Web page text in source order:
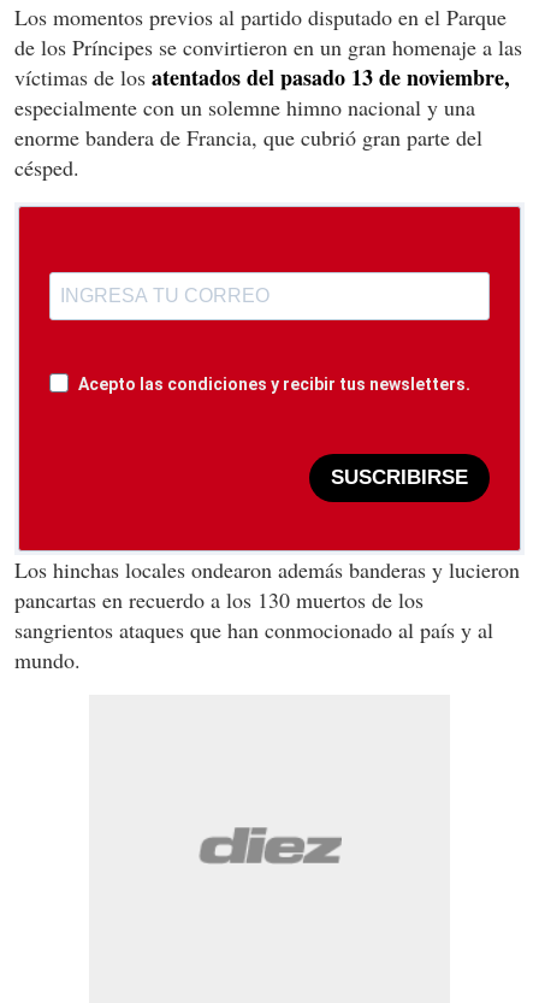
Los momentos previos al partido disputado en el Parque
de los Príncipes se convirtieron en un gran homenaje a las
víctimas de los atentados del pasado 13 de noviembre,
especialmente con un solemne himno nacional y una
enorme bandera de Francia, que cubrió gran parte del
césped.
Acepto las condiciones y recibir tus newsletters.
SUSCRIBIRSE
Los hinchas locales ondearon además banderas y lucieron
pancartas en recuerdo a los 130 muertos de los
sangrientos ataques que han conmocionado al país y al
mundo.